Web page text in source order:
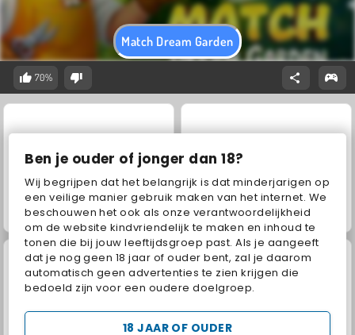
Ben je ouder of jonger dan 18?
Wij begrijpen dat het belangrijk is dat minderjarigen op
een veilige manier gebruik maken van het internet. We
beschouwen het ook als onze verantwoordelijkheid
om de website kindvriendelijk te maken en inhoud te
tonen die bij jouw leeftijdsgroep past. Als je aangeeft
dat je nog geen 18 jaar of ouder bent, zal je daarom
automatisch geen advertenties te zien krijgen die
bedoeld zijn voor een oudere doelgroep.
18 JAAR OF OUDER
Match Dream Garden
70%
Grand Mahjong Connect Jewel Garden Story